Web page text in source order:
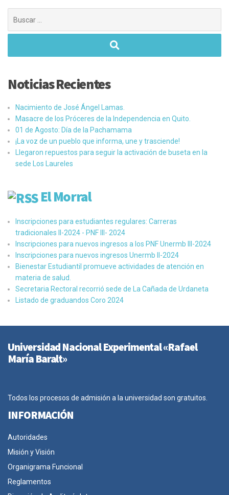
Noticias Recientes
Nacimiento de José Ángel Lamas.
Masacre de los Próceres de la Independencia en Quito.
01 de Agosto: Día de la Pachamama
¡La voz de un pueblo que informa, une y trasciende!
Llegaron repuestos para seguir la activación de buseta en la
sede Los Laureles
El Morral
Inscripciones para estudiantes regulares: Carreras
tradicionales II-2024 - PNF III- 2024
Inscripciones para nuevos ingresos a los PNF Unermb III-2024
Inscripciones para nuevos ingresos Unermb II-2024
Bienestar Estudiantil promueve actividades de atención en
materia de salud.
Secretaria Rectoral recorrió sede de La Cañada de Urdaneta
Listado de graduandos Coro 2024
Universidad Nacional Experimental «Rafael
María Baralt»
Todos los procesos de admisión a la universidad son gratuitos.
INFORMACIÓN
Autoridades
Misión y Visión
Organigrama Funcional
Reglamentos